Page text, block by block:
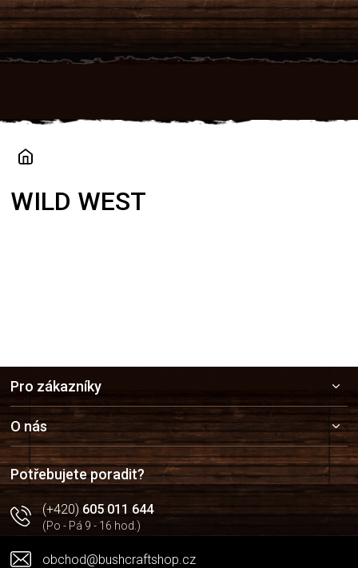
Přejít
na
obsah
WILD WEST
a
t
í
Pro zákazníky
O nás
Potřebujete poradit?
(+420)605 011 644
(Po - Pá 9 - 16 hod.)
obchod@bushcraftshop.cz